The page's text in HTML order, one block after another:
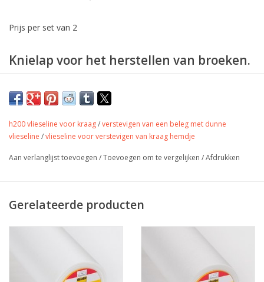
Prijs per set van 2
Knielap voor het herstellen van broeken.
Strijkbaar
Niet rekbaar
Voor herstellen van broeken, jassen, werkkleding.
h200 vlieseline voor kraag/verstevigen van een beleg met dunne
vlieseline /vlieseline voor verstevigen van kraag hemdje
Aan verlanglijst toevoegen /Toevoegen om te vergelijken /Afdrukken
Gerelateerde producten